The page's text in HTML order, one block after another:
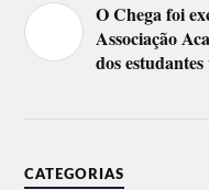
O Chega foi
Associação
dos
CATEGORIAS